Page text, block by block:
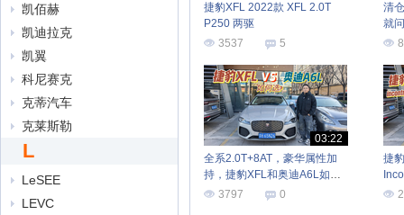
凯佰赫
凯迪拉克
凯翼
科尼赛克
克蒂汽车
克莱斯勒
L
LeSEE
LEVC
捷豹XFL 2022款 XFL 2.0T
P250 两驱
3537
5
清
就
03:22
全系2.0T+8AT，豪华属性加
持，捷豹XFL和奥迪A6L如何
选择？
3797 0
捷
力